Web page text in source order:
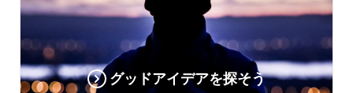
グッドアイデアを探そう